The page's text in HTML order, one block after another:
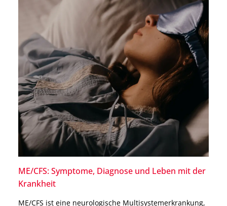
ME/CFS: Symptome, Diagnose und Leben mit der
Krankheit
ME/CFS ist eine neurologische Multisystemerkrankung,